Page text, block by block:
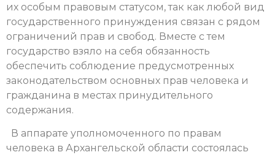
их особым правовым статусом, так как любой вид
государственного принуждения связан с рядом
ограничений прав и свобод. Вместе с тем
государство взяло на себя обязанность
обеспечить соблюдение предусмотренных
законодательством основных прав человека и
гражданина в местах принудительного
содержания.
В аппарате уполномоченного по правам
человека в Архангельской области состоялась